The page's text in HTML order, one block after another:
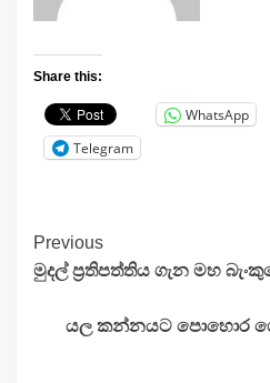
Share this:
WhatsApp
Telegram
Continue
Reading
Previous
මුදල් ප්‍රතිපත්තිය ගැන මහ
යල කන්නයට පොහොර